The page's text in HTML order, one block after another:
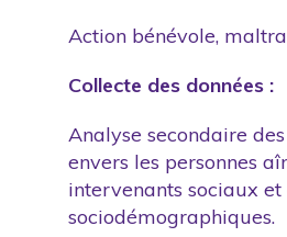
Action bénévole,
Collecte des données :
Analyse secondaire
envers les personnes
intervenants sociaux
sociodémographiques.